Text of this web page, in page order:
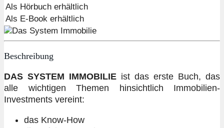
Als Hörbuch erhältlich
Als E-Book erhältlich
Beschreibung
DAS SYSTEM IMMOBILIE ist das erste Buch, das
alle wichtigen Themen hinsichtlich Immobilien-
Investments vereint:
das Know-How